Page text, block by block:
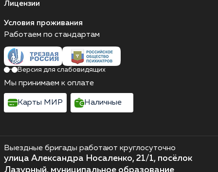
Лицензии
Условия проживания
Выездные бригады работают круглосуточно
улица Александра Носаленко, 21/1, посёлок
Лазурный, муниципальное образование
Работаем по стандартам
Версия для слабовидящих
Мы принимаем к оплате
Карты МИР Наличные